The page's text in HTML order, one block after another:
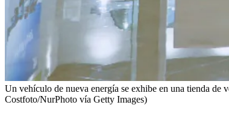
Un vehículo de nueva energía se exhibe en una tienda
Costfoto/NurPhoto vía Getty Images)